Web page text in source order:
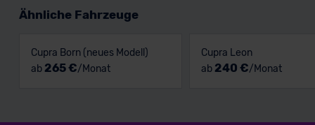
Ähnliche Fahrzeuge
Cupra Born (neues Modell)
ab 265 €/Monat
Cupra Leon
ab 240 €/Monat